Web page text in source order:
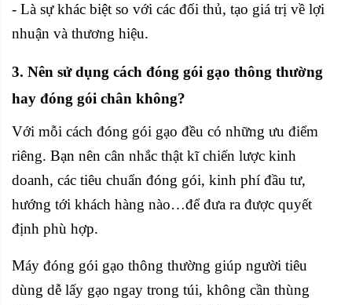
- Là sự khác biệt so với các đối thủ, tạo giá trị về lợi
nhuận và thương hiệu.
3. Nên sử dụng cách đóng gói gạo thông thường
hay đóng gói chân không?
Với mỗi cách đóng gói gạo đều có những ưu điểm
riêng. Bạn nên cân nhắc thật kĩ chiến lược kinh
doanh, các tiêu chuẩn đóng gói, kinh phí đầu tư,
hướng tới khách hàng nào…để đưa ra được quyết
định phù hợp.
Máy đóng gói gạo thông thường giúp người tiêu
dùng dễ lấy gạo ngay trong túi, không cần thùng